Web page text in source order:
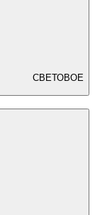
СВЕТОВОЕ